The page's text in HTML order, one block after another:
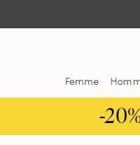
Femme
-